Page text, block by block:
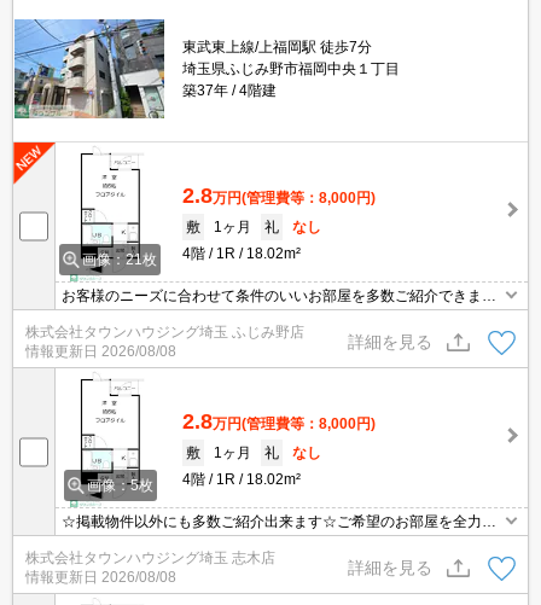
東武東上線/上福岡駅 徒歩7分
埼玉県ふじみ野市福岡中央１丁目
築37年
4階建
画像：21枚
2.8万円(管理費等：8,000円)
敷
1ヶ月 礼
なし
4階
1R 18.02m²
お客様のニーズに合わせて条件のいいお部屋を多数ご紹介できます♪
情報数No.1のタウンハウジングまで是非お問い合わせください！
株式会社タウンハウジング埼玉 ふじみ野店
情報更新日 2026/08/08
詳細を見る
画像：5枚
2.8万円(管理費等：8,000円)
敷
1ヶ月 礼
なし
4階
1R 18.02m²
☆掲載物件以外にも多数ご紹介出来ます☆ご希望のお部屋を全力で
お探しさせて頂きます♪
株式会社タウンハウジング埼玉 志木店
情報更新日 2026/08/08
詳細を見る